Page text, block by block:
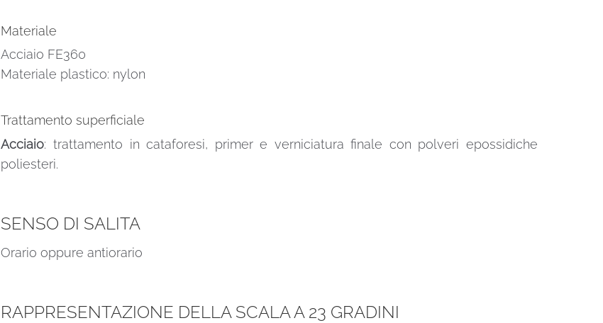
Materiale
Acciaio FE360
Materiale plastico: nylon
Trattamento superficiale
Acciaio: trattamento in cataforesi, primer e verniciatura finale con polveri epossidiche
poliesteri.
SENSO DI SALITA
Orario oppure antiorario
RAPPRESENTAZIONE DELLA SCALA A 23 GRADINI